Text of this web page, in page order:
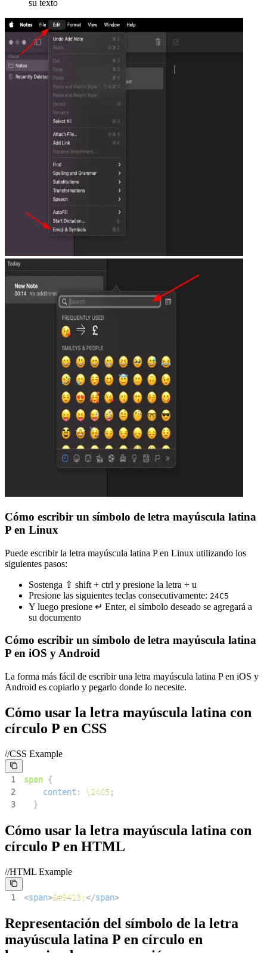
su texto
Cómo escribir un símbolo de letra mayúscula latina
P en Linux
Puede escribir la letra mayúscula latina P en Linux utilizando los
siguientes pasos:
Sostenga ⇧ shift + ctrl y presione la letra + u
Presione las siguientes teclas consecutivamente: 24C5
Y luego presione ↵ Enter, el símbolo deseado se agregará a
su documento
Cómo escribir un símbolo de letra mayúscula latina
P en iOS y Android
La forma más fácil de escribir una letra mayúscula latina P en iOS y
Android es copiarlo y pegarlo donde lo necesite.
Cómo usar la letra mayúscula latina con
círculo P en CSS
//CSS Example
1 span {
2
content : \24C5;
3
}
Cómo usar la letra mayúscula latina con
círculo P en HTML
//HTML Example
1 <span>&#9413;</span>
Representación del símbolo de la letra
mayúscula latina P en círculo en